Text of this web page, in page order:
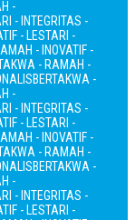
-
- INTEGRITAS -
- LESTARI -
- INOVATIF -
- RAMAH -
BERTAKWA -
-
- INTEGRITAS -
- LESTARI -
- INOVATIF -
- RAMAH -
BERTAKWA -
-
- INTEGRITAS -
- LESTARI -